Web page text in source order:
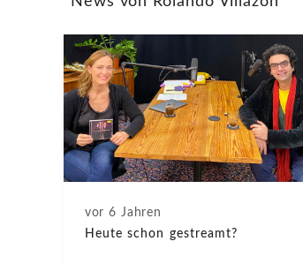
KlassikAkzente
STAGE+
vor 6 Jahren
Heute schon gestreamt?